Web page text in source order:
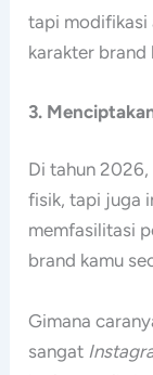
tapi modifikasi
karakter brand
3.
Di tahun 2026,
fisik, tapi juga
memfasilitasi
brand kamu
Gimana
sangat